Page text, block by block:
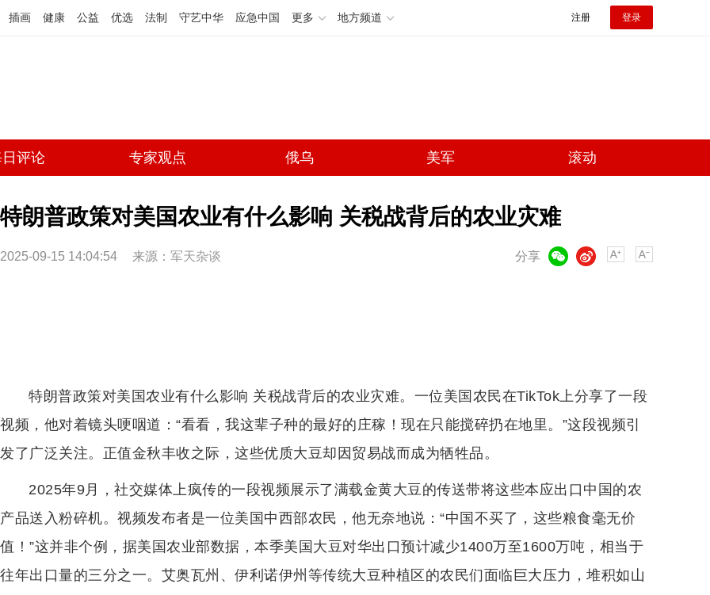
插画 健康 公益 优选 法制 守艺中华 应急中国 更多 地方频道 注册 登录
评论 专家观点 俄乌 美军 滚动
特朗普政策对美国农业有什么影响 关税战背后的农业灾难
2025-09-15 14:04:54 来源： 军天杂谈 分享
微博
特朗普政策对美国农业有什么影响 关税战背后的农业灾难。一位美国农民在TikTok上分享了一段
视频，他对着镜头哽咽道：“看看，我这辈子种的最好的庄稼！现在只能搅碎扔在地里。”这段视频引
发了广泛关注。正值金秋丰收之际，这些优质大豆却因贸易战而成为牺牲品。
2025年9月，社交媒体上疯传的一段视频展示了满载金黄大豆的传送带将这些本应出口中国的农
产品送入粉碎机。视频发布者是一位美国中西部农民，他无奈地说：“中国不买了，这些粮食毫无价
值！”这并非个例，据美国农业部数据，本季美国大豆对华出口预计减少1400万至1600万吨，相当于
往年出口量的三分之一。艾奥瓦州、伊利诺伊州等传统大豆种植区的农民们面临巨大压力，堆积如山